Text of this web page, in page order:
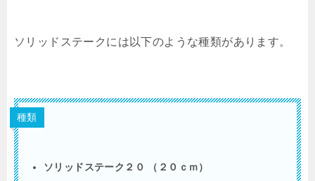
ソリッドステークには以下のような種類があります。
種類
ソリッドステーク２０ （２０ｃｍ）